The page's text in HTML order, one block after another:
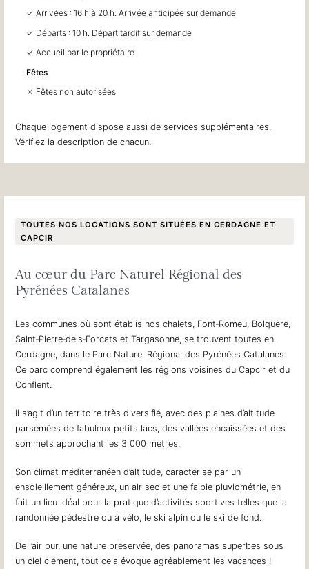
✓ Arrivées : 16 h à 20 h. Arrivée anticipée sur demande
✓ Départs : 10 h. Départ tardif sur demande
✓ Accueil par le propriétaire
Fêtes
✗ Fêtes non autorisées
Chaque logement dispose aussi de services supplémentaires.
Vérifiez la description de chacun.
TOUTES NOS LOCATIONS SONT SITUÉES EN CERDAGNE ET
CAPCIR
Au cœur du Parc Naturel Régional des
Pyrénées Catalanes
Les communes où sont établis nos chalets, Font‐Romeu, Bolquère,
Saint‐Pierre‐dels‐Forcats et Targasonne, se trouvent toutes en
Cerdagne, dans le Parc Naturel Régional des Pyrénées Catalanes.
Ce parc comprend également les régions voisines du Capcir et du
Conflent.
Il s’agit d’un territoire très diversifié, avec des plaines d’altitude
parsemées de fabuleux petits lacs, des vallées encaissées et des
sommets approchant les 3 000 mètres.
Son climat méditerranéen d’altitude, caractérisé par un
ensoleillement généreux, un air sec et une faible pluviométrie, en
fait un lieu idéal pour la pratique d’activités sportives telles que la
randonnée pédestre ou à vélo, le ski alpin ou le ski de fond.
De l’air pur, une nature préservée, des panoramas superbes sous
un ciel clément, tout cela évoque agréablement les vacances !